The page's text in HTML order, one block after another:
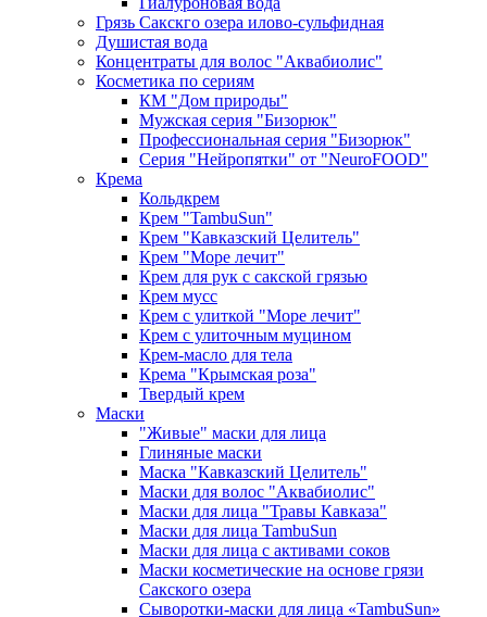
Грязь Сакскго озера илово-сульфидная
Душистая вода
Концентраты для волос "Аквабиолис"
Косметика по сериям
КМ "Дом природы"
Мужская серия "Бизорюк"
Профессиональная серия "Бизорюк"
Серия "Нейропятки" от "NeuroFOOD"
Крема
Кольдкрем
Крем "TambuSun"
Крем "Кавказский Целитель"
Крем "Море лечит"
Крем для рук с сакской грязью
Крем мусс
Крем с улиткой "Море лечит"
Крем с улиточным муцином
Крем-масло для тела
Крема "Крымская роза"
Твердый крем
Маски
"Живые" маски для лица
Глиняные маски
Маска "Кавказский Целитель"
Маски для волос "Аквабиолис"
Маски для лица "Травы Кавказа"
Маски для лица TambuSun
Маски для лица с активами соков
Маски косметические на основе грязи
Сакского озера
Сыворотки-маски для лица «TambuSun»